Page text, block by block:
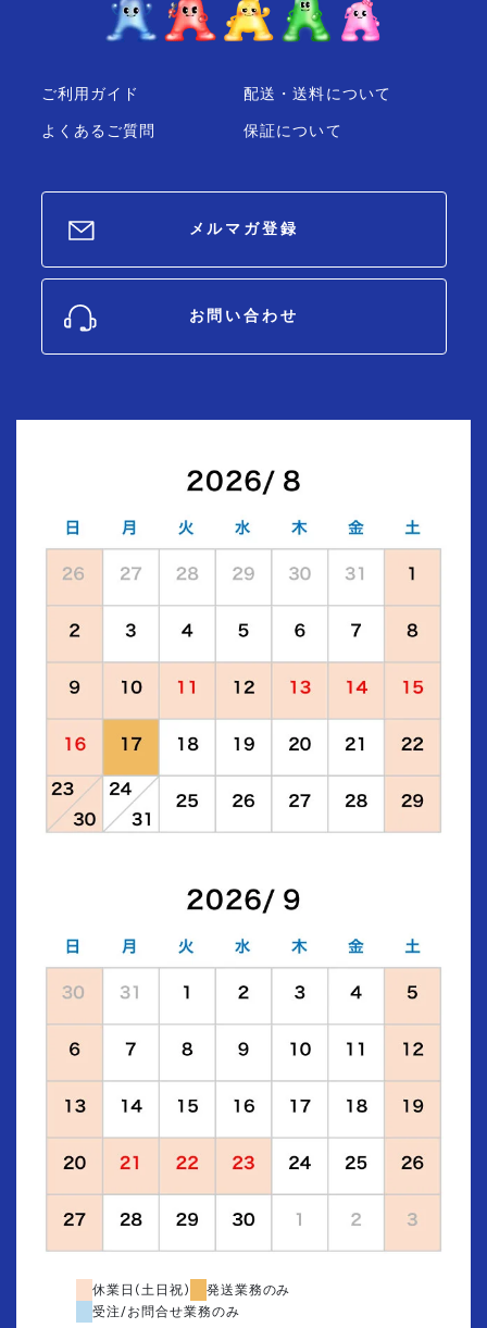
ご利用ガイド
よくあるご質問
配送・送料について
保証について
メルマガ登録
お問い合わせ
休業日(土日祝)
発送業務のみ
受注/お問合せ業務のみ